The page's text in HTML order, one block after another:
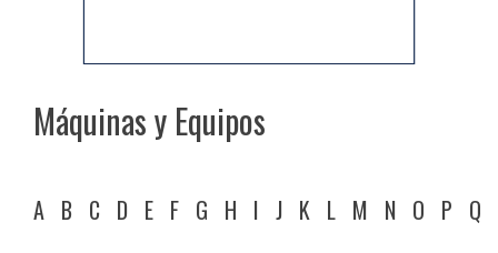
Máquinas y Equipos
A B C D E F G H I J K L M N O P Q